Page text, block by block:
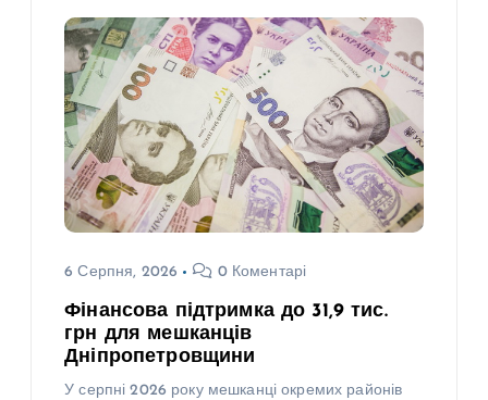
6 Серпня, 2026 0 Коментарі
Фінансова підтримка до 31,9 тис.
грн для мешканців
Дніпропетровщини
У серпні 2026 року мешканці окремих районів